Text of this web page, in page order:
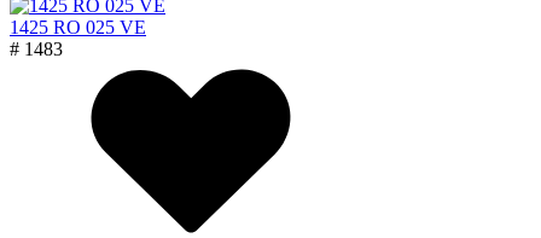
1425 RO 025 VE
# 1483